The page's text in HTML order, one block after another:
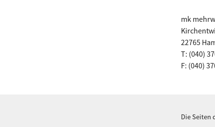
mk
22765
T: (040)
F: (040)
Die Seiten